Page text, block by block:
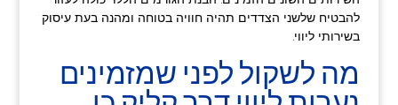
להבטיח שלשני הצדדים תהיה חוויה בטוחה ומהנה בעת עיסוק
בשירותי ליווי.
מה לשקול לפני שמזמינים